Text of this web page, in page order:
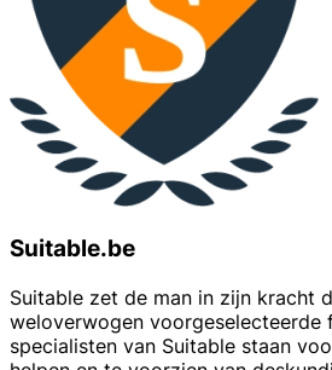
Suitable.be
Suitable zet de man in zijn kracht
weloverwogen voorgeselecteerde
specialisten van Suitable staan